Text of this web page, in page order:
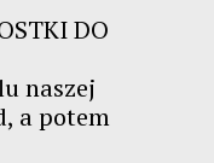
DO
naszej
a potem